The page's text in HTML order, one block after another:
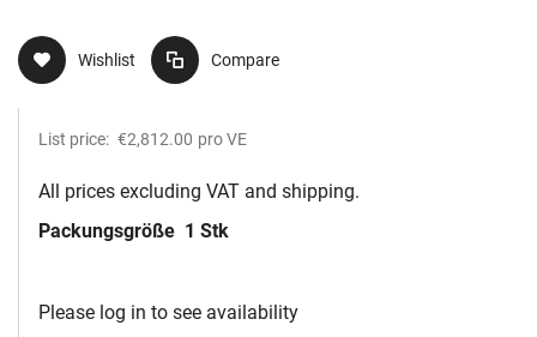
Wishlist Compare
List price: €2,812.00 pro VE
All prices excluding VAT and shipping.
Packungsgröße 1 Stk
Please log in to see availability